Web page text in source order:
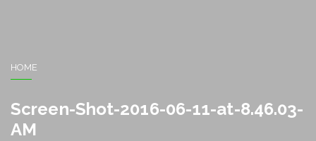
HOME
Screen-Shot-2016-06-11-at-8.46.03-
AM